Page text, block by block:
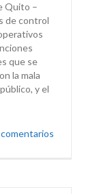
Quito –
de control
que se
la mala
y el